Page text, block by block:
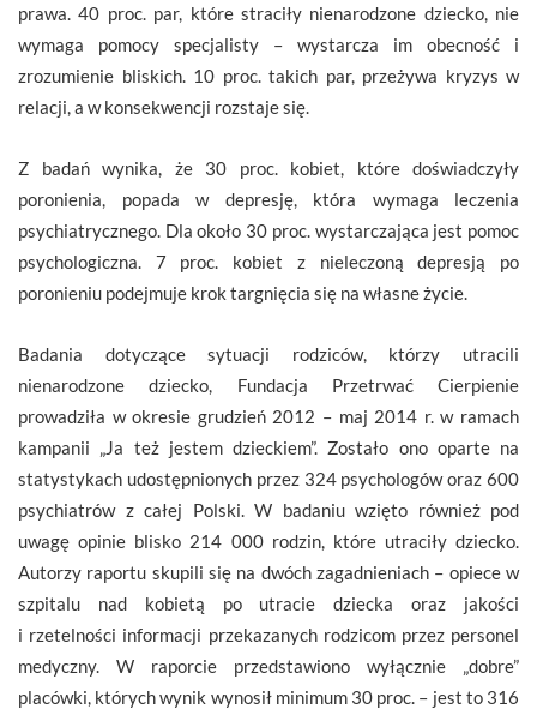
prawa. 40 proc. par, które straciły nienarodzone dziecko, nie
wymaga pomocy specjalisty – wystarcza im obecność i
zrozumienie bliskich. 10 proc. takich par, przeżywa kryzys w
relacji, a w konsekwencji rozstaje się.
Z badań wynika, że 30 proc. kobiet, które doświadczyły
poronienia, popada w depresję, która wymaga leczenia
psychiatrycznego. Dla około 30 proc. wystarczająca jest pomoc
psychologiczna. 7 proc. kobiet z nieleczoną depresją po
poronieniu podejmuje krok targnięcia się na własne życie.
Badania dotyczące sytuacji rodziców, którzy utracili
nienarodzone dziecko, Fundacja Przetrwać Cierpienie
prowadziła w okresie grudzień 2012 – maj 2014 r. w ramach
kampanii „Ja też jestem dzieckiem”. Zostało ono oparte na
statystykach udostępnionych przez 324 psychologów oraz 600
psychiatrów z całej Polski. W badaniu wzięto również pod
uwagę opinie blisko 214 000 rodzin, które utraciły dziecko.
Autorzy raportu skupili się na dwóch zagadnieniach – opiece w
szpitalu nad kobietą po utracie dziecka oraz jakości
i rzetelności informacji przekazanych rodzicom przez personel
medyczny. W raporcie przedstawiono wyłącznie „dobre”
placówki, których wynik wynosił minimum 30 proc. – jest to 316